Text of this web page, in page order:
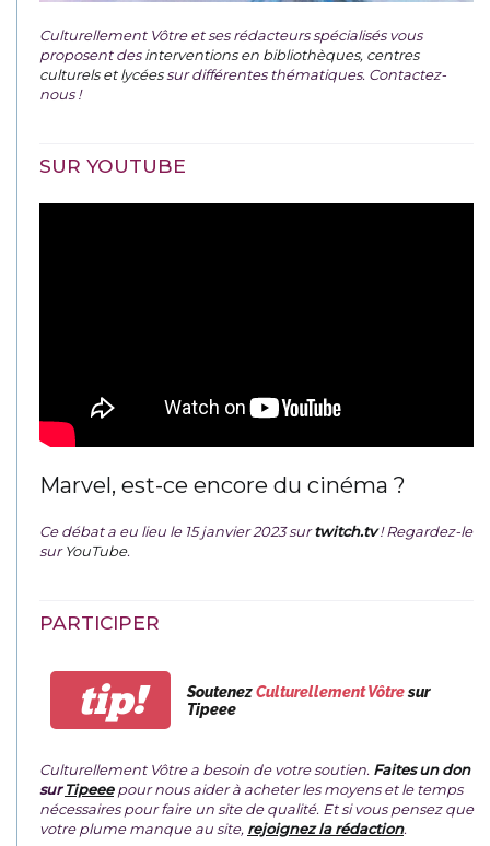
Culturellement Vôtre et ses rédacteurs spécialisés vous
proposent desinterventions en bibliothèques, centres
culturels et lycéessur différentes thématiques. Contactez-
nous !
SUR YOUTUBE
Marvel, est-ce encore du cinéma ?
Ce débat a eu lieu le 15 janvier 2023 surtwitch.tv ! Regardez-le
surYouTube.
PARTICIPER
tip! SoutenezCulturellement Vôtresur
Tipeee
Culturellement Vôtre a besoin de votre soutien. Faites un don
surTipeeepour nous aider à acheter les moyens et le temps
nécessaires pour faire un site de qualité. Et si vous pensez que
votre plume manque au site, rejoignez la rédaction.